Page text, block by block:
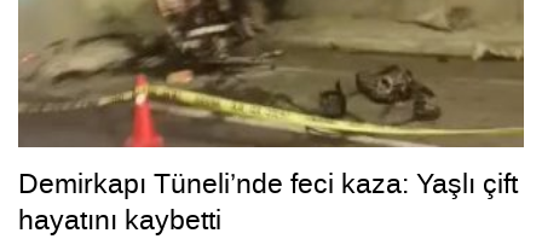
Demirkapı Tüneli’nde feci kaza: Yaşlı çift
hayatını kaybetti